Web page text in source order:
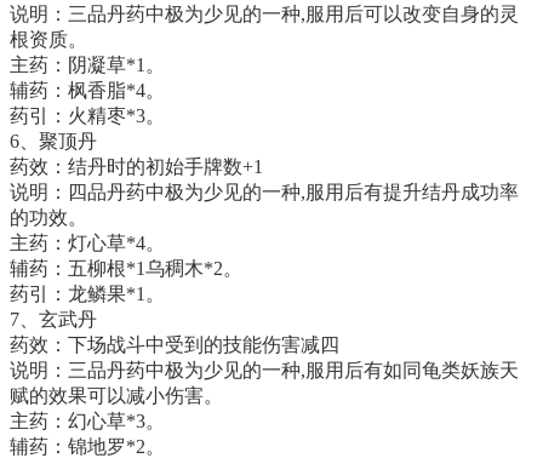
说明：三品丹药中极为少见的一种,服用后可以改变自身的灵
根资质。
主药：阴凝草*1。
辅药：枫香脂*4。
药引：火精枣*3。
6、聚顶丹
药效：结丹时的初始手牌数+1
说明：四品丹药中极为少见的一种,服用后有提升结丹成功率
的功效。
主药：灯心草*4。
辅药：五柳根*1乌稠木*2。
药引：龙鳞果*1。
7、玄武丹
药效：下场战斗中受到的技能伤害减四
说明：三品丹药中极为少见的一种,服用后有如同龟类妖族天
赋的效果可以减小伤害。
主药：幻心草*3。
辅药：锦地罗*2。